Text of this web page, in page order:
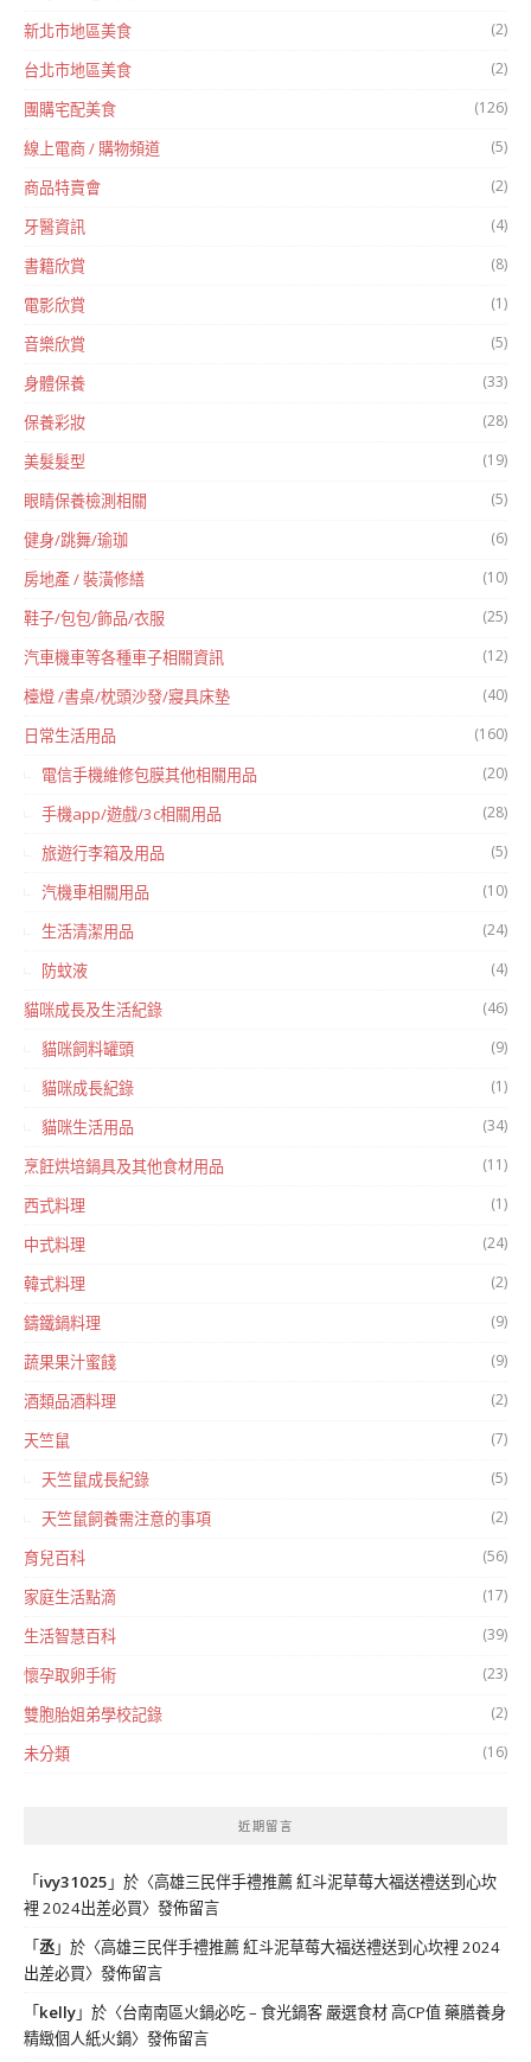
新北市地區美食 (2)
台北市地區美食 (2)
團購宅配美食 (126)
線上電商 / 購物頻道 (5)
商品特賣會 (2)
牙醫資訊 (4)
書籍欣賞 (8)
電影欣賞 (1)
音樂欣賞 (5)
身體保養 (33)
保養彩妝 (28)
美髮髮型 (19)
眼睛保養檢測相關 (5)
健身/跳舞/瑜珈 (6)
房地產 / 裝潢修繕 (10)
鞋子/包包/飾品/衣服 (25)
汽車機車等各種車子相關資訊 (12)
檯燈 /書桌/枕頭沙發/寢具床墊 (40)
日常生活用品 (160)
電信手機維修包膜其他相關用品 (20)
手機app/遊戲/3c相關用品 (28)
旅遊行李箱及用品 (5)
汽機車相關用品 (10)
生活清潔用品 (24)
防蚊液 (4)
貓咪成長及生活紀錄 (46)
貓咪飼料罐頭 (9)
貓咪成長紀錄 (1)
貓咪生活用品 (34)
烹飪烘培鍋具及其他食材用品 (11)
西式料理 (1)
中式料理 (24)
韓式料理 (2)
鑄鐵鍋料理 (9)
蔬果果汁蜜餞 (9)
酒類品酒料理 (2)
天竺鼠 (7)
天竺鼠成長紀錄 (5)
天竺鼠飼養需注意的事項 (2)
育兒百科 (56)
家庭生活點滴 (17)
生活智慧百科 (39)
懷孕取卵手術 (23)
雙胞胎姐弟學校記錄 (2)
未分類 (16)
近期留言
「 ivy31025 」於〈高雄三民伴手禮推薦 紅斗泥草莓大福送禮送到心坎
裡 2024出差必買〉發佈留言
「丞」於〈高雄三民伴手禮推薦 紅斗泥草莓大福送禮送到心坎裡 2024
出差必買〉發佈留言
「 kelly」於〈台南南區火鍋必吃 – 食光鍋客 嚴選食材 高CP值 藥膳養身
精緻個人紙火鍋〉發佈留言